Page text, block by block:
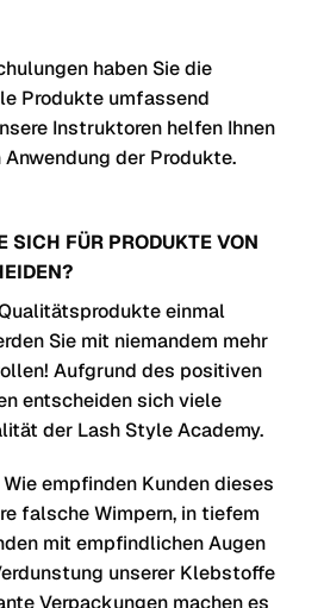
haben Sie die
Produkte umfassend
Instruktoren helfen Ihnen
der Produkte.
SICH FÜR PRODUKTE VON
einmal
Sie mit niemandem mehr
Aufgrund des positiven
entscheiden sich viele
der Lash Style Academy.
empfinden Kunden dieses
falsche Wimpern, in tiefem
mit empfindlichen Augen
unserer Klebstoffe